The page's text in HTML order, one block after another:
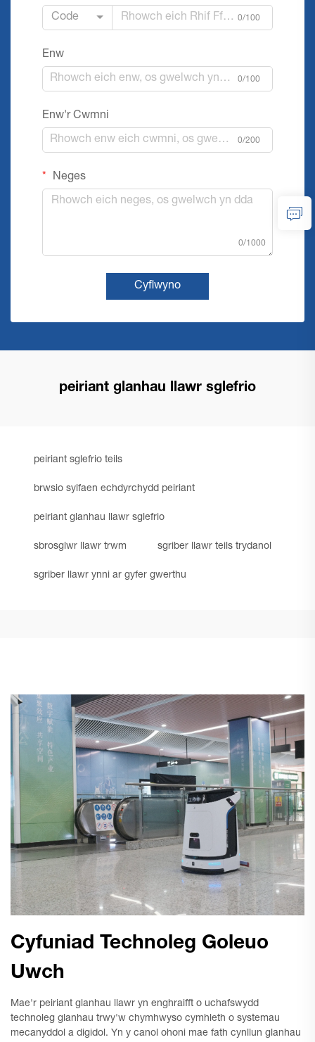
Code 0/100
Enw
0/100
Enw'r Cwmni
0/200
Neges
0/1000
Cyflwyno
peiriant glanhau llawr sglefrio
peiriant sglefrio teils
brwsio sylfaen echdyrchydd peiriant
peiriant glanhau llawr sglefrio
sbrosglwr llawr trwm sgriber llawr teils trydanol
sgriber llawr ynni ar gyfer gwerthu
Cyfuniad Technoleg Goleuo
Uwch
Mae'r peiriant glanhau llawr yn enghraifft o uchafswydd
technoleg glanhau trwy'w chymhwyso cymhleth o systemau
mecanyddol a digidol. Yn y canol ohoni mae fath cynllun glanhau